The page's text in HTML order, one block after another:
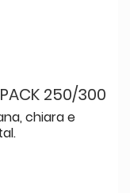
250/300
chiara e